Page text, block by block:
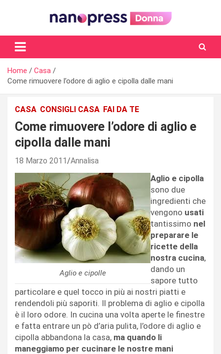
Il magazine femminile di Nanopress.it
Home
Casa
Come rimuovere l’odore di aglio e cipolla dalle mani
CASA CONSIGLI CASA FAI DA TE
Come rimuovere l’odore di aglio e
cipolla dalle mani
18 Marzo 2011 Annalisa
Aglio e cipolle
Aglio e cipolla
sono due
ingredienti che
vengono usati
tantissimo nel
preparare le
ricette della
nostra cucina,
dando un
sapore tutto
particolare e quel tocco in più ai nostri piatti e
rendendoli più saporiti. Il problema di aglio e cipolla
è il loro odore. In cucina una volta aperte le finestre
e fatta entrare un pò d’aria pulita, l’odore di aglio e
cipolla abbandona la casa, ma quando li
maneggiamo per cucinare le nostre mani